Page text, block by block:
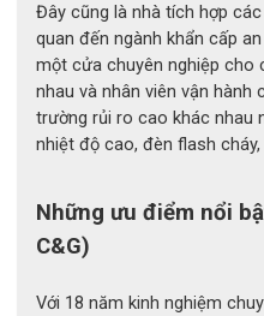
nhiệt độ cao, đặc biệt
kim loại và sản xuất công
Sản phẩm sử dụng vật
(aluminized fiberglass)
quả, giảm lượng nhiệt
hoạt khi làm việc trong
Đây là giải pháp bảo vệ
trong thời gian ngắn.
Đây cũng là nhà tích hợp
quan đến ngành khẩn cấp
một cửa chuyên nghiệp cho
nhau và nhân viên vận
trường rủi ro cao khác nhau
nhiệt độ cao, đèn flash
Những ưu điểm nổi
C&G)
Với 18 năm kinh nghiệm